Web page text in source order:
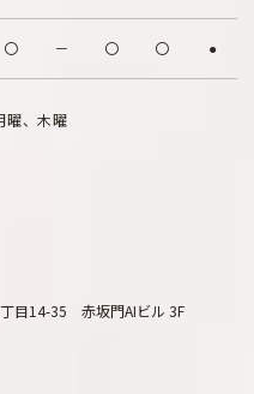
〇 － 〇 〇 ●
、木曜
目14-35 赤坂門AIビル 3F